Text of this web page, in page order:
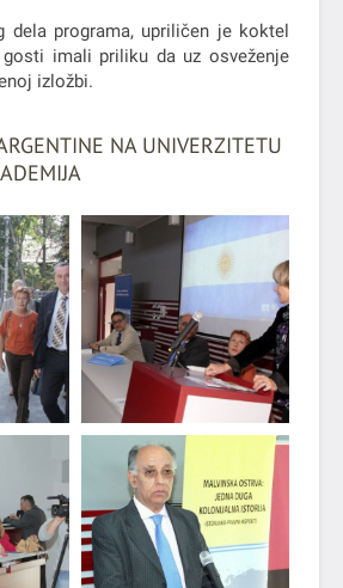
dela programa, upriličen je koktel
imali priliku da uz osveženje
izložbi.
NA UNIVERZITETU